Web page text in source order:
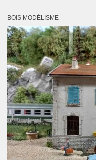
BOIS MODÉLISME